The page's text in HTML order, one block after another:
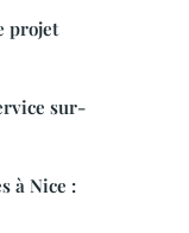
projet
sur-
à Nice :